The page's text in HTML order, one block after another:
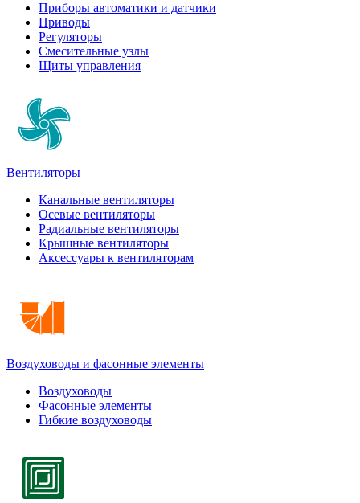
Приборы автоматики и датчики
Приводы
Регуляторы
Смесительные узлы
Щиты управления
Вентиляторы
Канальные вентиляторы
Осевые вентиляторы
Радиальные вентиляторы
Крышные вентиляторы
Аксессуары к вентиляторам
Воздуховоды и фасонные элементы
Воздуховоды
Фасонные элементы
Гибкие воздуховоды